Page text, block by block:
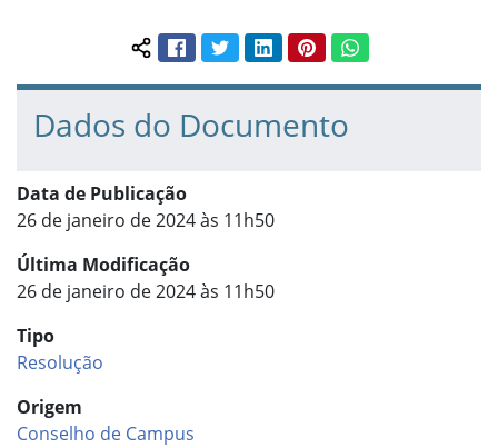
Compartilhar conteúdo:
FacebookTwitterLinkedInPinterestWhatsApp
Dados do Documento
Data de Publicação
26 de janeiro de 2024 às 11h50
Última Modificação
26 de janeiro de 2024 às 11h50
Tipo
Resolução
Origem
Conselho de Campus